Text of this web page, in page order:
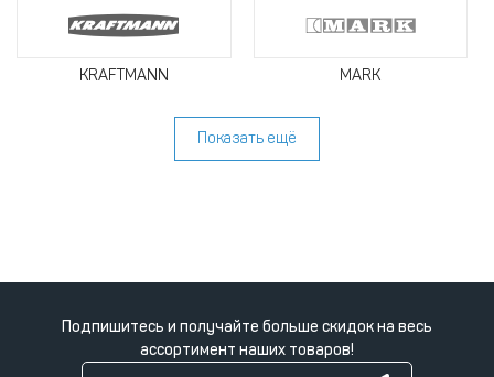
KRAFTMANN MARK
Показать ещё
Подпишитесь и получайте больше скидок на весь
ассортимент наших товаров!